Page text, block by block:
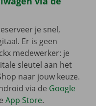
je snel,
Er is geen
medewerker: je
sleutel aan het
naar jouw keuze.
via de Google
App Store.